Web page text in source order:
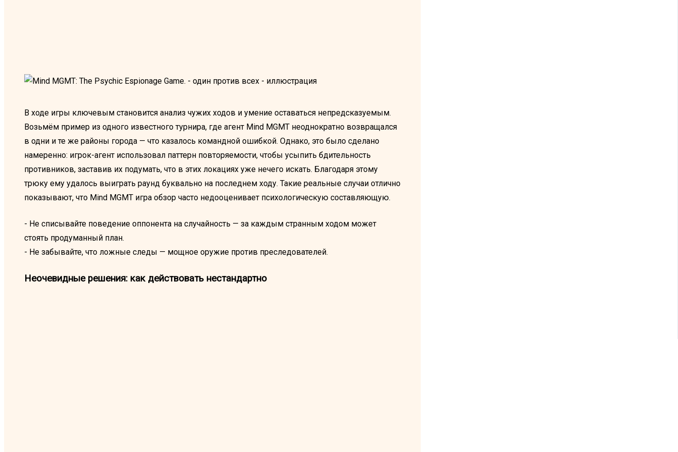
В ходе игры ключевым становится анализ чужих ходов и умение оставаться непредсказуемым.
Возьмём пример из одного известного турнира, где агент Mind MGMT неоднократно возвращался
в одни и те же районы города — что казалось командной ошибкой. Однако, это было сделано
намеренно: игрок-агент использовал паттерн повторяемости, чтобы усыпить бдительность
противников, заставив их подумать, что в этих локациях уже нечего искать. Благодаря этому
трюку ему удалось выиграть раунд буквально на последнем ходу. Такие реальные случаи отлично
показывают, что Mind MGMT игра обзор часто недооценивает психологическую составляющую.
- Не списывайте поведение оппонента на случайность — за каждым странным ходом может
стоять продуманный план.
- Не забывайте, что ложные следы — мощное оружие против преследователей.
Неочевидные решения: как действовать нестандартно